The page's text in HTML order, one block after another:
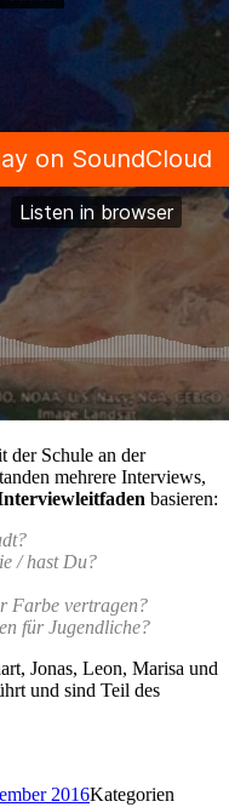
der Schule an der
mehrere Interviews,
basieren:
/ hast Du?
Farbe vertragen?
für Jugendliche?
Jonas, Leon, Marisa und
und sind Teil des
2016Kategorien